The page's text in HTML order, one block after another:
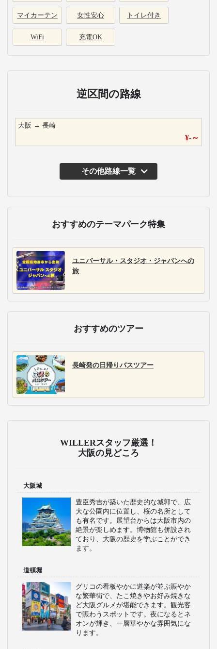
マイカーテン 女性安心 トイレ付き
WiFi 充電OK
逆区間の路線
大阪 → 長崎
¥-～
その他路線一覧
おすすめのテーマパーク特集
ユニバーサル・スタジオ・ジャパンへの
旅
おすすめのツアー
長崎発の日帰りバスツアー
WILLERスタッフ厳選！
大阪の見どころ
大阪城
豊臣秀吉が築いた歴史的な城郭で、広
大な公園内に位置し、桜の名所として
も有名です。展望台からは大阪市内の
絶景が楽しめます。博物館も併設され
ており、大阪の歴史を学ぶことができ
ます。
道頓堀
グリコの看板やかに道楽が並ぶ賑やか
な繁華街で、たこ焼きやお好み焼きな
ど大阪グルメが堪能できます。観光客
で賑わうスポットです。夜になるとネ
オンが輝き、一層華やかな雰囲気にな
ります。